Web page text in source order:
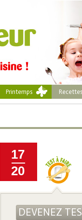
Printemps
17
20
DEVENEZ